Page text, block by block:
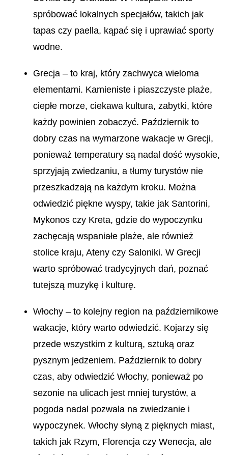
spróbować lokalnych specjałów, takich jak
tapas czy paella, kąpać się i uprawiać sporty
wodne.
Grecja – to kraj, który zachwyca wieloma
elementami. Kamieniste i piaszczyste plaże,
ciepłe morze, ciekawa kultura, zabytki, które
każdy powinien zobaczyć. Październik to
dobry czas na wymarzone wakacje w Grecji,
ponieważ temperatury są nadal dość wysokie,
sprzyjają zwiedzaniu, a tłumy turystów nie
przeszkadzają na każdym kroku. Można
odwiedzić piękne wyspy, takie jak Santorini,
Mykonos czy Kreta, gdzie do wypoczynku
zachęcają wspaniałe plaże, ale również
stolice kraju, Ateny czy Saloniki. W Grecji
warto spróbować tradycyjnych dań, poznać
tutejszą muzykę i kulturę.
Włochy – to kolejny region na październikowe
wakacje, który warto odwiedzić. Kojarzy się
przede wszystkim z kulturą, sztuką oraz
pysznym jedzeniem. Październik to dobry
czas, aby odwiedzić Włochy, ponieważ po
sezonie na ulicach jest mniej turystów, a
pogoda nadal pozwala na zwiedzanie i
wypoczynek. Włochy słyną z pięknych miast,
takich jak Rzym, Florencja czy Wenecja, ale